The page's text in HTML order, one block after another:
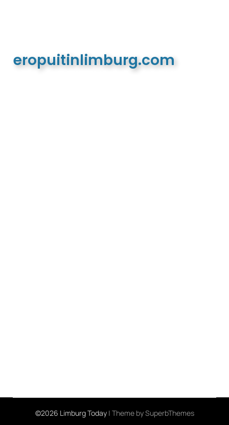
eropuitinlimburg.com
©2026 Limburg Today | Theme bySuperbThemes